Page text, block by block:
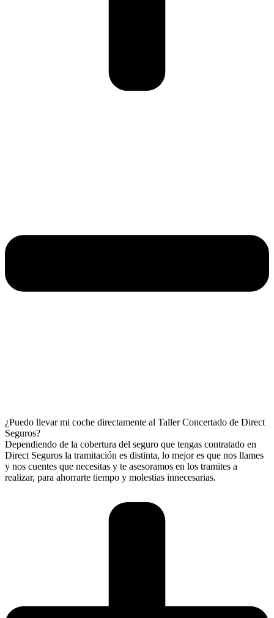
¿Puedo llevar mi coche directamente al Taller Concertado de Direct
Seguros?
Dependiendo de la cobertura del seguro que tengas contratado en
Direct Seguros la tramitación es distinta, lo mejor es que nos llames
y nos cuentes que necesitas y te asesoramos en los tramites a
realizar, para ahorrarte tiempo y molestias innecesarias.